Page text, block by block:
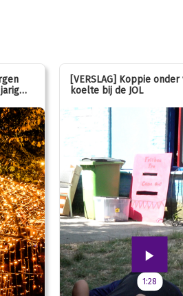
[VERSLAG] Koppie
koelte bij de JOL
1:28